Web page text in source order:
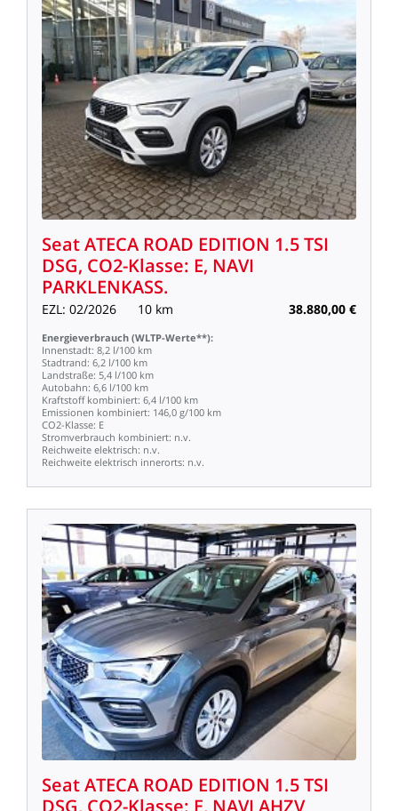
SeatATECA ROAD EDITION 1.5TSI
DSG, CO2-Klasse: E, NAVI
PARKLENKASS.
EZL: 02/2026 10 km 38.880,00 €
Energieverbrauch (WLTP-Werte**):
Innenstadt: 8,2 l/100 km
Stadtrand: 6,2 l/100 km
Landstraße: 5,4 l/100 km
Autobahn: 6,6 l/100 km
Kraftstoff kombiniert: 6,4 l/100 km
Emissionen kombiniert: 146,0 g/100 km
CO2-Klasse: E
Stromverbrauch kombiniert: n.v.
Reichweite elektrisch: n.v.
Reichweite elektrisch innerorts: n.v.
SeatATECA ROAD EDITION 1.5TSI
DSG, CO2-Klasse: E, NAVI AHZV